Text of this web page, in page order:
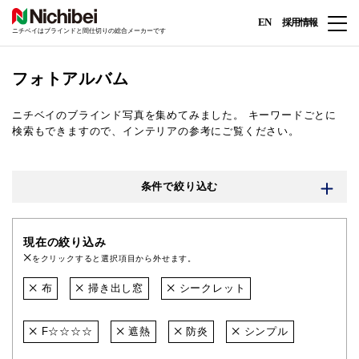
ニチベイはブラインドと間仕切りの総合メーカーです
EN 採用情報
フォトアルバム
ニチベイのブラインド写真を集めてみました。
キーワードごとに
検索もできますので、インテリアの参考にご覧ください。
条件で絞り込む
現在の絞り込み
をクリックすると選択項目から外せます。
布 掃き出し窓 シークレット
F☆☆☆☆ 遮熱 防炎 シンプル